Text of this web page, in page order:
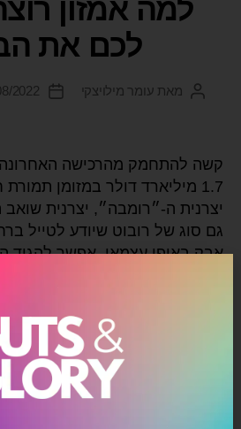
למה אמזון
לכם את
מאת עומר מילויצקי 2022
קשה להתחמק מהרכישה
יצרנית ה-״רומבה״, יצרנית
גם סוג של רובוט שיודע לטייל
אבק באופן עצמאי. אפשר להגיד
אמזון, אבל לעזור ללקוחות
התכונות שיש […]
אפל,מיפוי הבית,